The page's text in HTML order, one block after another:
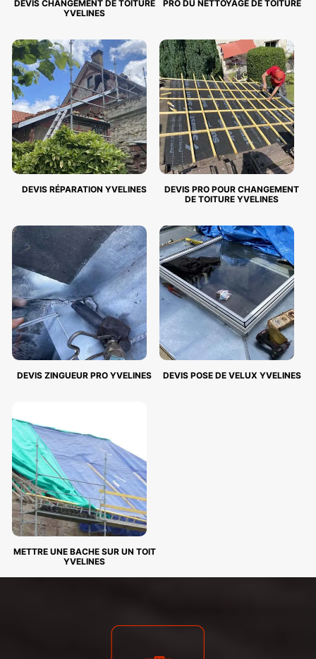
DEVIS CHANGEMENT DE TOITURE
YVELINES
PRO DU NETTOYAGE DE TOITURE
DEVIS RÉPARATION YVELINES
DEVIS PRO POUR CHANGEMENT
DE TOITURE YVELINES
DEVIS ZINGUEUR PRO YVELINES DEVIS POSE DE VELUX YVELINES
METTRE UNE BACHE SUR UN TOIT
YVELINES